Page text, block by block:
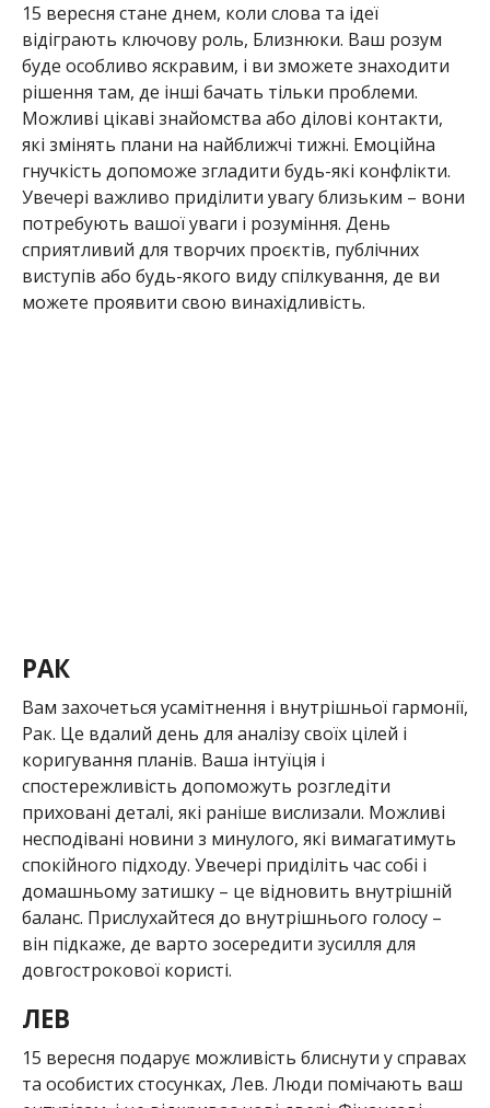
15 вересня стане днем, коли слова та ідеї
відіграють ключову роль, Близнюки. Ваш розум
буде особливо яскравим, і ви зможете знаходити
рішення там, де інші бачать тільки проблеми.
Можливі цікаві знайомства або ділові контакти,
які змінять плани на найближчі тижні. Емоційна
гнучкість допоможе згладити будь-які конфлікти.
Увечері важливо приділити увагу близьким – вони
потребують вашої уваги і розуміння. День
сприятливий для творчих проєктів, публічних
виступів або будь-якого виду спілкування, де ви
можете проявити свою винахідливість.
РАК
Вам захочеться усамітнення і внутрішньої гармонії,
Рак. Це вдалий день для аналізу своїх цілей і
коригування планів. Ваша інтуїція і
спостережливість допоможуть розгледіти
приховані деталі, які раніше вислизали. Можливі
несподівані новини з минулого, які вимагатимуть
спокійного підходу. Увечері приділіть час собі і
домашньому затишку – це відновить внутрішній
баланс. Прислухайтеся до внутрішнього голосу –
він підкаже, де варто зосередити зусилля для
довгострокової користі.
ЛЕВ
15 вересня подарує можливість блиснути у справах
та особистих стосунках, Лев. Люди помічають ваш